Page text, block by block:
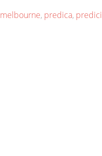
melbourne, predica, predici